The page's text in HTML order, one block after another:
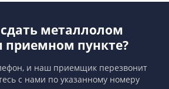
металлолом
пункте?
и наш приемщик перезвонит
с нами по указанному номеру